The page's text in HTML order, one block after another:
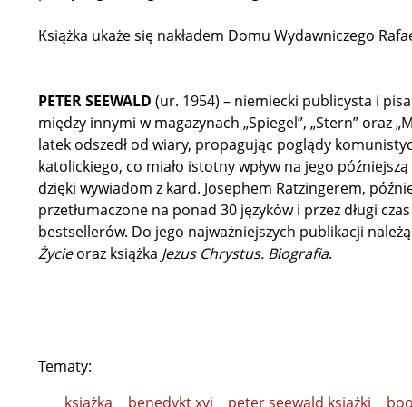
Książka ukaże się nakładem Domu Wydawniczego
PETER SEEWALD (ur. 1954) – niemiecki publicysta i
między innymi w magazynach „Spiegel”, „Stern” oraz
latek odszedł od wiary, propagując poglądy
katolickiego, co miało istotny wpływ na jego
dzięki wywiadom z kard. Josephem Ratzingerem,
przetłumaczone na ponad 30 języków i przez długi
bestsellerów. Do jego najważniejszych publikacji
Życieoraz książka Jezus Chrystus. Biografia.
Tematy:
książka
benedykt xvi peter seewald książki